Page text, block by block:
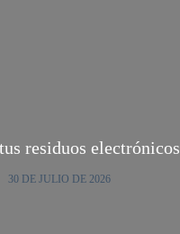
residuos electrónicos
30 DE JULIO DE 2026